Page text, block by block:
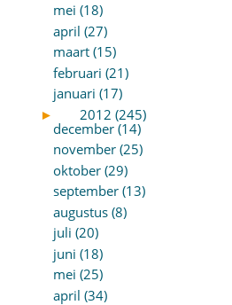
mei (18)
april (27)
maart (15)
februari (21)
januari (17)
►
2012 (245)
december (14)
november (25)
oktober (29)
september (13)
augustus (8)
juli (20)
juni (18)
mei (25)
april (34)